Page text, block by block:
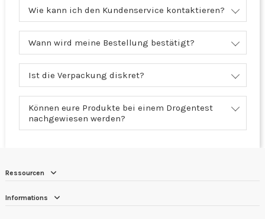
Wie kann ich den Kundenservice kontaktieren?
Wann wird meine Bestellung bestätigt?
Ist die Verpackung diskret?
Können eure Produkte bei einem Drogentest
nachgewiesen werden?
Ressourcen
Informations